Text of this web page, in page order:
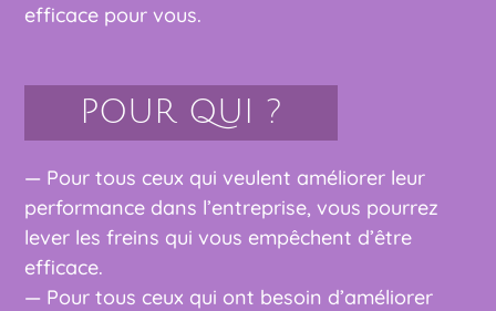
efficace pour vous.
POUR QUI ?
— Pour tous ceux qui veulent améliorer leur
performance dans l’entreprise, vous pourrez
lever les freins qui vous empêchent d’être
efficace.
— Pour tous ceux qui ont besoin d’améliorer